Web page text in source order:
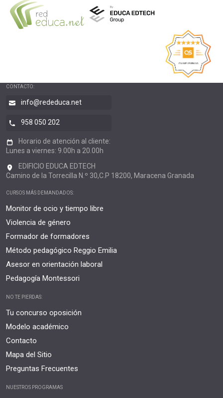
CONTACTO:
info@rededuca.net
958 050 202
Horario de atención al cliente:
Lunes a viernes: 9.00h a 20.00h
EDIFICIO EDUCA EDTECH
Camino de la Torrecilla N.º 30,C.P 18200, Maracena Granada
CURSOS MÁS DEMANDADOS:
Monitor de ocio y tiempo libre
Violencia de género
Formador de formadores
Método pedagógico Reggio Emilia
Asesor en orientación laboral
Pedagogía Montessori
NO TE PIERDAS:
Tu concurso oposición
Modelo académico
Contacto
Mapa del Sitio
Preguntas Frecuentes
NUESTROS PROGRAMAS